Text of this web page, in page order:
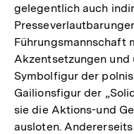
gelegentlich auch
Führungsmannschaft
Akzentsetzungen und
Symbolfigur der
Gailionsfigur der
sie die Aktions-und
ausloten.